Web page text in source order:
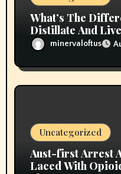
What’s The
Distillate And
minervaloftus
Uncategorized
Aust-first Arrest
Laced With